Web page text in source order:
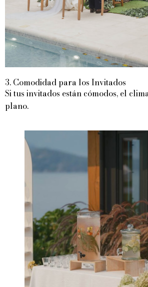
3. Comodidad para los Invitados
Si tus invitados están cómodos, el
plano.